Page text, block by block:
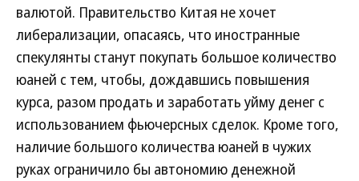
валютой. Правительство Китая не хочет
либерализации, опасаясь, что иностранные
спекулянты станут покупать большое количество
юаней с тем, чтобы, дождавшись повышения
курса, разом продать и заработать уйму денег с
использованием фьючерсных сделок. Кроме того,
наличие большого количества юаней в чужих
руках ограничило бы автономию денежной